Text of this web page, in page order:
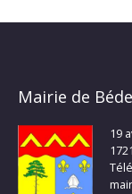
Mairie de
19